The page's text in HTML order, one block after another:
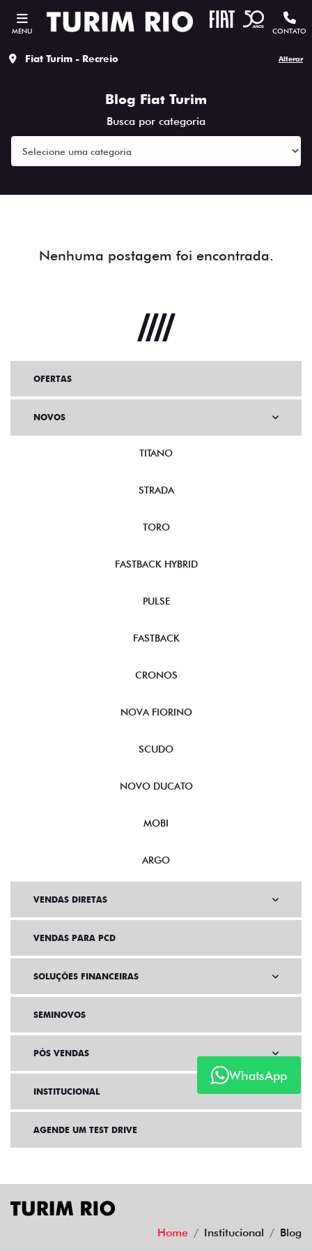
MENU CONTATO
Fiat Turim - Recreio Alterar
Blog Fiat Turim
Busca por categoria
Nenhuma postagem foi encontrada.
WhatsApp
OFERTAS
NOVOS
TITANO
STRADA
TORO
FASTBACK HYBRID
PULSE
FASTBACK
CRONOS
NOVA FIORINO
SCUDO
NOVO DUCATO
MOBI
ARGO
VENDAS DIRETAS
VENDAS PARA PCD
SOLUÇÕES FINANCEIRAS
SEMINOVOS
PÓS VENDAS
INSTITUCIONAL
AGENDE UM TEST DRIVE
Home Institucional Blog